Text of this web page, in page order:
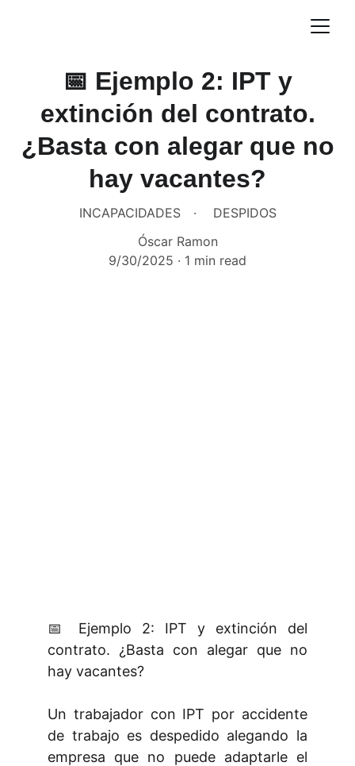
📅 Ejemplo 2: IPT y
extinción del contrato.
¿Basta con alegar que no
hay vacantes?
INCAPACIDADES
DESPIDOS
Óscar Ramon
9/30/2025
1 min read
📅 Ejemplo 2: IPT y extinción del
contrato. ¿Basta con alegar que no
hay vacantes?
Un trabajador con IPT por accidente
de trabajo es despedido alegando la
empresa que no puede adaptarle el